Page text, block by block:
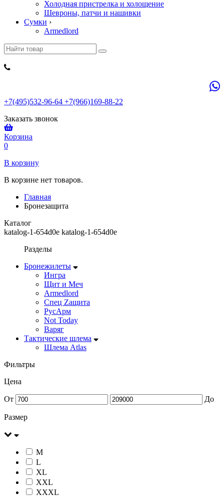
Холодная пристрелка и холощение
Шевроны, патчи и нашивки
Сумки ›
Armedlord
+7(495)532-96-64 +7(966)169-88-22
Заказать звонок
Корзина
0
В корзину
В корзине нет товаров.
Главная
Бронезащита
Каталог
katalog-1-654d0e katalog-1-654d0e
Разделы
Бронежилеты
Ингра
Щит и Меч
Armedlord
Спец Zащита
РусАрм
Not Today
Варяг
Тактические шлема
Шлема Atlas
Фильтры
Цена
От До
Размер
M
L
XL
XXL
XXXL